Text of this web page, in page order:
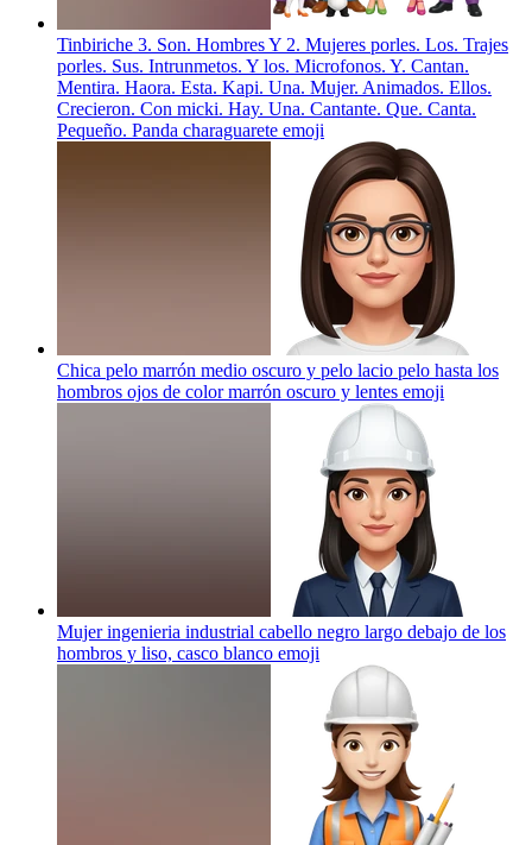
Tinbiriche 3. Son. Hombres Y 2. Mujeres porles. Los. Trajes
porles. Sus. Intrunmetos. Y los. Microfonos. Y. Cantan.
Mentira. Haora. Esta. Kapi. Una. Mujer. Animados. Ellos.
Crecieron. Con micki. Hay. Una. Cantante. Que. Canta.
Pequeño. Panda charaguarete emoji
Chica pelo marrón medio oscuro y pelo lacio pelo hasta los
hombros ojos de color marrón oscuro y lentes emoji
Mujer ingenieria industrial cabello negro largo debajo de los
hombros y liso, casco blanco emoji